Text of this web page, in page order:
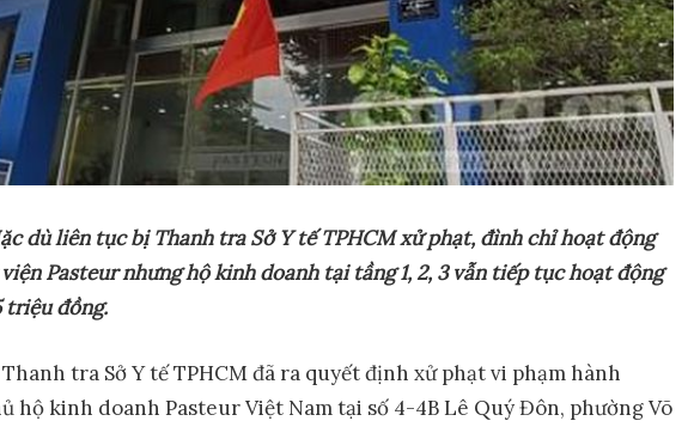
dù liên tục bị Thanh tra Sở Y tế TPHCM xử phạt, đình chỉ hoạt động
Pasteur nhưng hộ kinh doanh tại tầng 1, 2, 3 vẫn tiếp tục hoạt động
triệu đồng.
tra Sở Y tế TPHCM đã ra quyết định xử phạt vi phạm hành
hộ kinh doanh Pasteur Việt Nam tại số 4-4B Lê Quý Đôn, phường Võ